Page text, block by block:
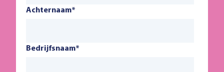
Achternaam*
Bedrijfsnaam*